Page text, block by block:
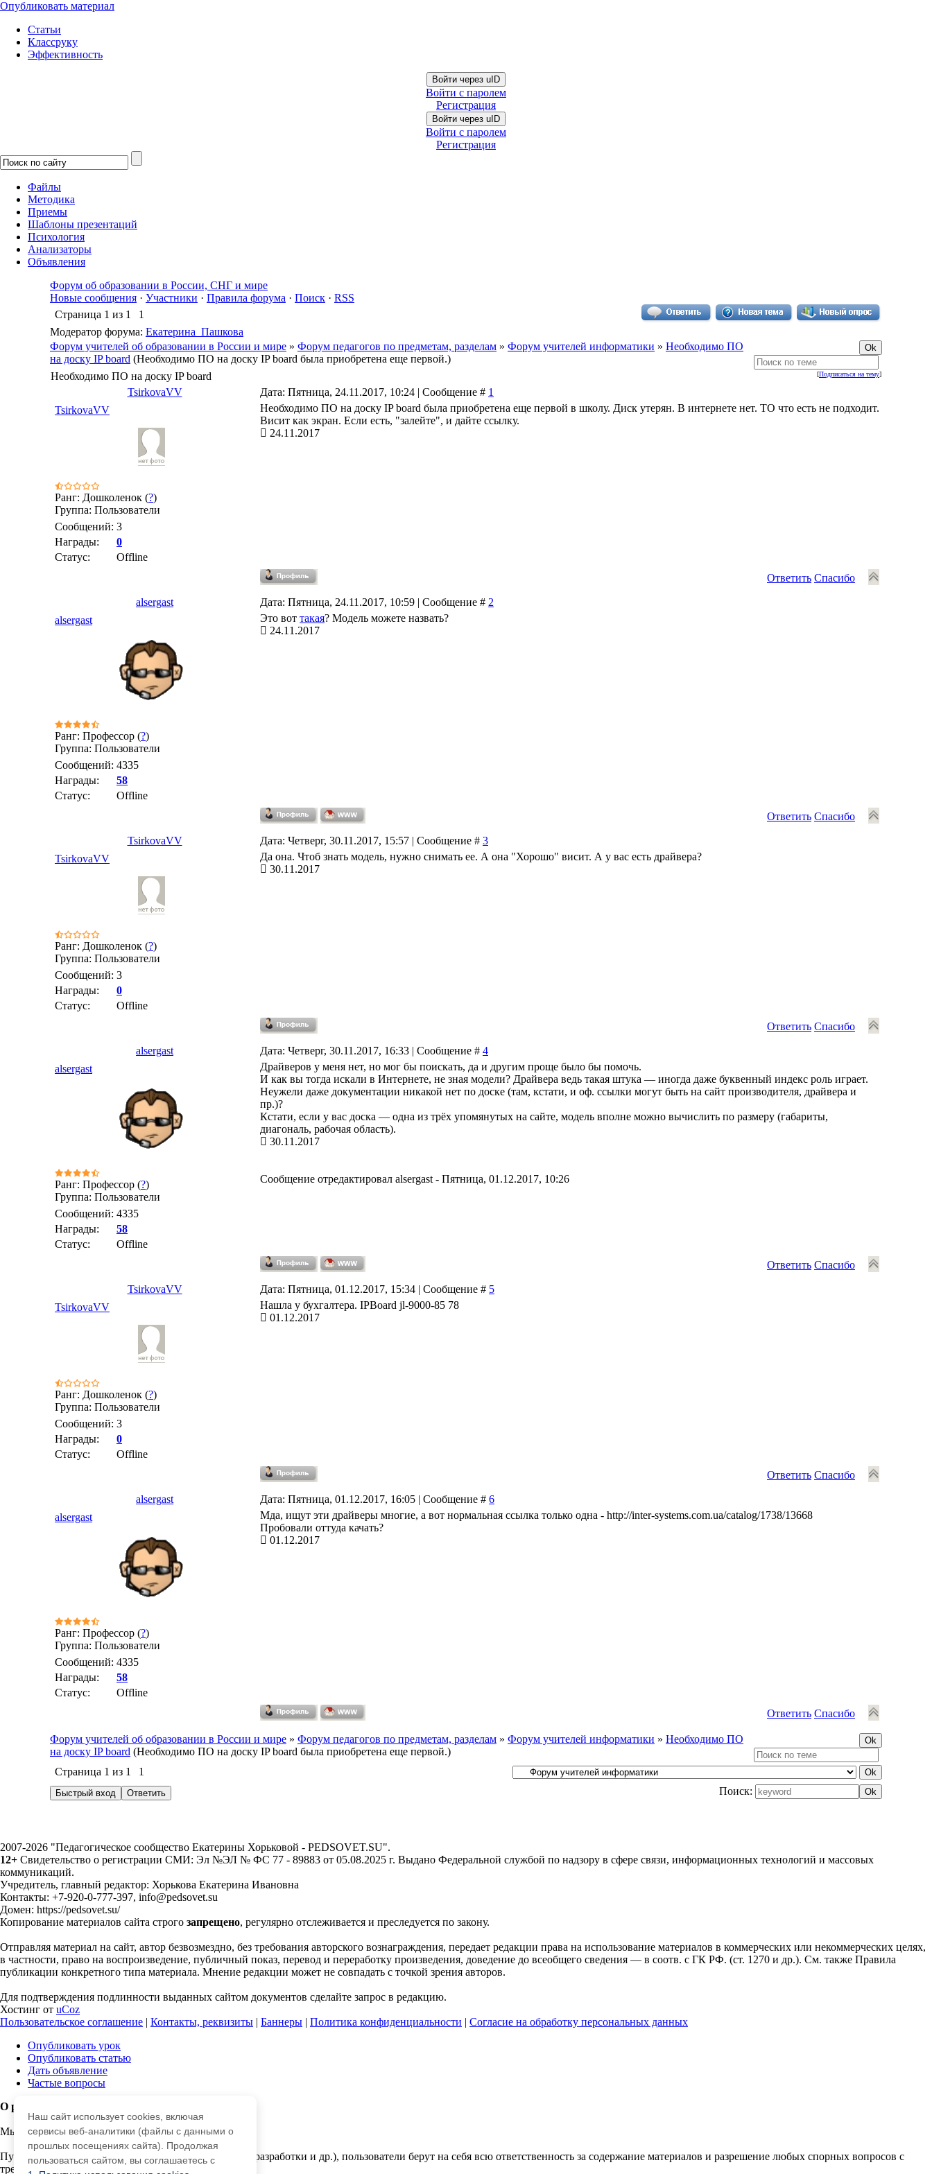
Опубликовать материал
Статьи
Классруку
Эффективность
Войти через uID
Войти с паролем
Регистрация
Войти через uID
Войти с паролем
Регистрация
Файлы
Методика
Приемы
Шаблоны презентаций
Психология
Анализаторы
Объявления
Форум об образовании в России, СНГ и мире
Новые сообщения · Участники · Правила форума · Поиск · RSS
Страница 1 из 1
1
Модератор форума: Екатерина_Пашкова
Форум учителей об образовании в России и мире » Форум педагогов по предметам, разделам » Форум учителей информатики » Необходимо ПО
на доску IP board (Необходимо ПО на доску IP board была приобретена еще первой.)
[Подписаться на тему]
Необходимо ПО на доску IP board
TsirkovaVV
Дата: Пятница, 24.11.2017, 10:24 | Сообщение # 1
TsirkovaVV
Ранг: Дошколенок (?)
Группа: Пользователи
Сообщений: 3
Награды:
0
Статус:
Offline
Необходимо ПО на доску IP board была приобретена еще первой в школу. Диск утерян. В интернете нет. ТО что есть не подходит.
Висит как экран. Если есть, "залейте", и дайте ссылку.
24.11.2017
Ответить Спасибо
alsergast Дата: Пятница, 24.11.2017, 10:59 | Сообщение # 2
alsergast
Ранг: Профессор (?)
Группа: Пользователи
Сообщений: 4335
Награды:
58
Статус:
Offline
Это вот такая? Модель можете назвать?
24.11.2017
Ответить Спасибо
TsirkovaVV Дата: Четверг, 30.11.2017, 15:57 | Сообщение # 3
TsirkovaVV
Ранг: Дошколенок (?)
Группа: Пользователи
Сообщений: 3
Награды:
0
Статус:
Offline
Да она. Чтоб знать модель, нужно снимать ее. А она "Хорошо" висит. А у вас есть драйвера?
30.11.2017
Ответить Спасибо
alsergast Дата: Четверг, 30.11.2017, 16:33 | Сообщение # 4
alsergast
Ранг: Профессор (?)
Группа: Пользователи
Сообщений: 4335
Награды:
58
Статус:
Offline
Драйверов у меня нет, но мог бы поискать, да и другим проще было бы помочь.
И как вы тогда искали в Интернете, не зная модели? Драйвера ведь такая штука — иногда даже буквенный индекс роль играет.
Неужели даже документации никакой нет по доске (там, кстати, и оф. ссылки могут быть на сайт производителя, драйвера и
пр.)?
Кстати, если у вас доска — одна из трёх упомянутых на сайте, модель вполне можно вычислить по размеру (габариты,
диагональ, рабочая область).
30.11.2017
Сообщение отредактировал alsergast - Пятница, 01.12.2017, 10:26
Ответить Спасибо
TsirkovaVV Дата: Пятница, 01.12.2017, 15:34 | Сообщение # 5
TsirkovaVV
Ранг: Дошколенок (?)
Группа: Пользователи
Сообщений: 3
Награды:
0
Статус:
Offline
Нашла у бухгалтера. IPBoard jl-9000-85 78
01.12.2017
Ответить Спасибо
alsergast Дата: Пятница, 01.12.2017, 16:05 | Сообщение # 6
alsergast
Ранг: Профессор (?)
Группа: Пользователи
Сообщений: 4335
Награды:
58
Статус:
Offline
Мда, ищут эти драйверы многие, а вот нормальная ссылка только одна - http://inter-systems.com.ua/catalog/1738/13668
Пробовали оттуда качать?
01.12.2017
Ответить Спасибо
Форум учителей об образовании в России и мире » Форум педагогов по предметам, разделам » Форум учителей информатики » Необходимо ПО
на доску IP board (Необходимо ПО на доску IP board была приобретена еще первой.)
Страница 1 из 1
1
Поиск:
2007-2026 "Педагогическое сообщество Екатерины Хорьковой - PEDSOVET.SU".
12+ Свидетельство о регистрации СМИ: Эл №ЭЛ № ФС 77 - 89883 от 05.08.2025 г. Выдано Федеральной службой по надзору в сфере связи, информационных технологий и массовых
коммуникаций.
Учредитель, главный редактор: Хорькова Екатерина Ивановна
Контакты: +7-920-0-777-397, info@pedsovet.su
Домен: https://pedsovet.su/
Копирование материалов сайта строго запрещено, регулярно отслеживается и преследуется по закону.
Отправляя материал на сайт, автор безвозмездно, без требования авторского вознаграждения, передает редакции права на использование материалов в коммерческих или некоммерческих целях,
в частности, право на воспроизведение, публичный показ, перевод и переработку произведения, доведение до всеобщего сведения — в соотв. с ГК РФ. (ст. 1270 и др.). См. также Правила
публикации конкретного типа материала. Мнение редакции может не совпадать с точкой зрения авторов.
Для подтверждения подлинности выданных сайтом документов сделайте запрос в редакцию.
Хостинг от uCoz
Пользовательское соглашение | Контакты, реквизиты | Баннеры | Политика конфиденциальности | Согласие на обработку персональных данных
Опубликовать урок
Опубликовать статью
Дать объявление
Частые вопросы
О работе с сайтом
Мы используем cookie.
Публикуя материалы на сайте (комментарии, статьи, разработки и др.), пользователи берут на себя всю ответственность за содержание материалов и разрешение любых спорных вопросов с
третьми лицами.
Наш сайт использует cookies, включая
сервисы веб-аналитики (файлы с данными о
прошлых посещениях сайта). Продолжая
пользоваться сайтом, вы соглашаетесь с